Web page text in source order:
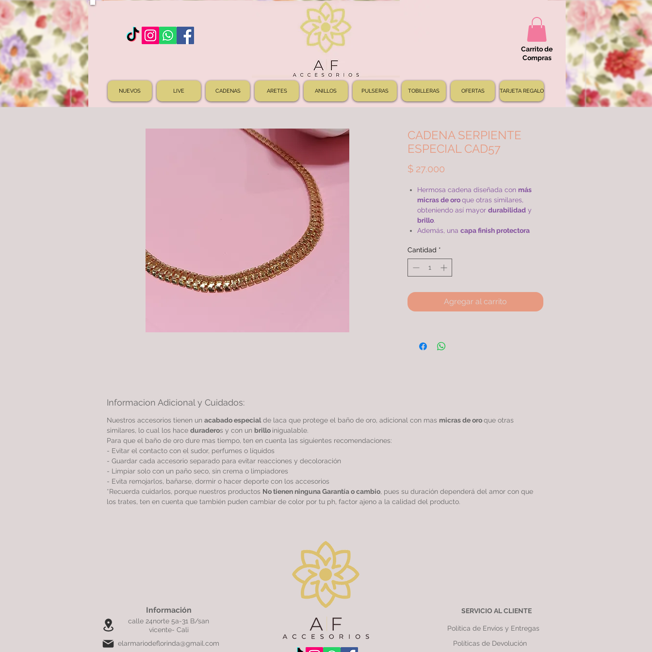
Carrito de
Compras
NUEVOS LIVE CADENAS ARETES ANILLOS PULSERAS TOBILLERAS OFERTAS TARJETA REGALO
CADENA SERPIENTE
ESPECIAL CAD57
$ 27.000Precio
Hermosa cadena diseñada con más
micras de oroque otras similares,
obteniendo así mayor durabilidady
brillo.
Además, una capa finish protectora
comparación con otros productos
similares.
Cadena de 45cm con doble baño de
garantizando unacalidad excepcional.
Cantidad *
Agregar al carrito
Informacion Adicional y Cuidados:
Nuestros accesorios tienen un acabado especialde laca que protege el baño de oro, adicional con mas micras de oroque otras
similares, lo cual los hace duraderos y con un brillo inigualable.
Para que el baño de oro dure mas tiempo, ten en cuenta las siguientes recomendaciones:
- Evitar el contacto con el sudor, perfumes o líquidos
- Guardar cada accesorio separado para evitar reacciones y decoloración
- Limpiar solo con un paño seco, sin crema o limpiadores
- Evita remojarlos, bañarse, dormir o hacer deporte con los accesorios
*Recuerda cuidarlos, porque nuestros productos No tienen ninguna Garantía o cambio, pues su duración dependerá del amor con que
los trates, ten en cuenta que también puden cambiar de color por tu ph, factor ajeno a la calidad del producto.
Información
calle 24norte 5a-31 B/san
vicente- Cali
elarmariodeflorinda@gmail.com
SERVICIO AL CLIENTE
Política de Envíos y Entregas
Políticas de Devolución